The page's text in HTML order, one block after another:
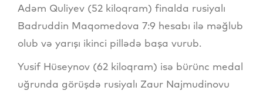
Adəm Quliyev (52 kiloqram) finalda rusiyalı
Badruddin Maqomedova 7:9 hesabı ilə məğlub
olub və yarışı ikinci pillədə başa vurub.
Yusif Hüseynov (62 kiloqram) isə bürünc medal
uğrunda görüşdə rusiyalı Zaur Najmudinovu